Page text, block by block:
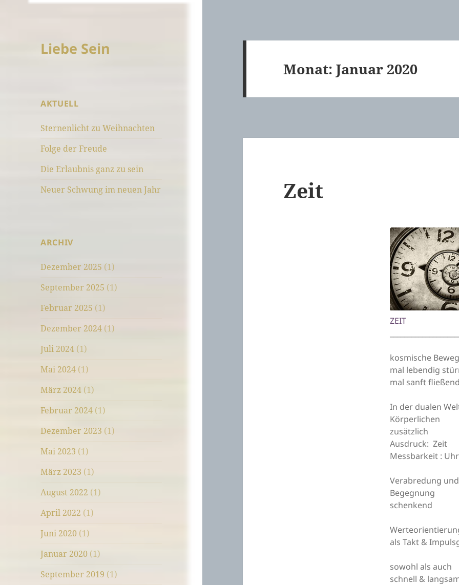
Liebe Sein
AKTUELL
Sternenlicht zu Weihnachten
Folge der Freude
Die Erlaubnis ganz zu sein
Neuer Schwung im neuen Jahr
ARCHIV
Dezember 2025 (1)
September 2025 (1)
Februar 2025 (1)
Dezember 2024 (1)
Juli 2024 (1)
Mai 2024 (1)
März 2024 (1)
Februar 2024 (1)
Dezember 2023 (1)
Mai 2023 (1)
März 2023 (1)
August 2022 (1)
April 2022 (1)
Juni 2020 (1)
Januar 2020 (1)
September 2019 (1)
Monat:Januar 2020
Zeit
ZEIT
kosmische
mal lebendig
mal sanft
In der dualen
Körperlichen
zusätzlich
Ausdruck: Zeit
Messbarkeit : Uhr
Verabredung und
Begegnung
schenkend
als Takt &
sowohl als auch
schnell &